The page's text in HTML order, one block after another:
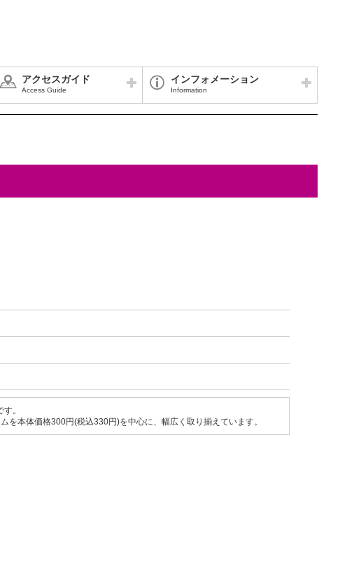
アクセスガイド
Access Guide
インフォメーション
Information
。
本体価格300円(税込330円)を中心に、幅広く取り揃えています。